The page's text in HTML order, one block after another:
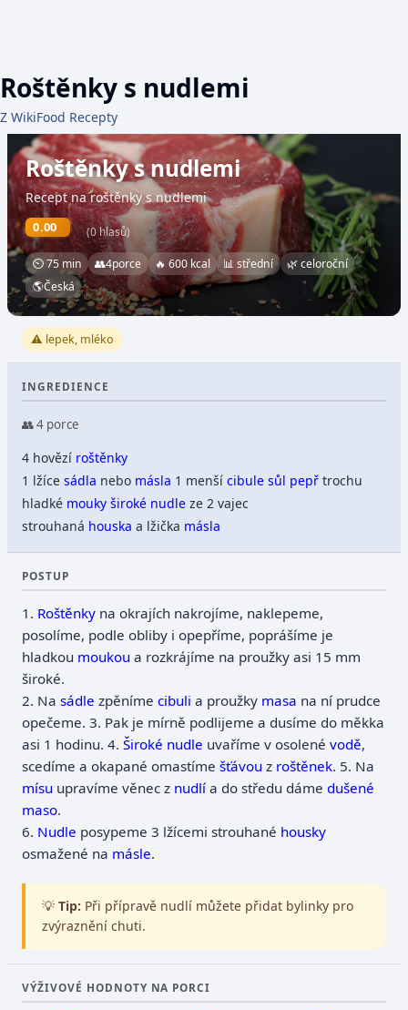
Roštěnky s nudlemi
Z WikiFood Recepty
Roštěnky s nudlemi
Recept na roštěnky s nudlemi
0.00 (0 hlasů)
⏲ 75 min 👥4porce 🔥 600 kcal 📊 střední
🌿 celoroční
🌎Česká
⚠️ lepek, mléko
INGREDIENCE
👥 4 porce
4 hovězí roštěnky
1 lžícesádla nebo másla 1 menšícibule sůl pepř trochu
hladké mouky široké nudle ze 2 vajec
strouhaná houska a lžička másla
POSTUP
1. Roštěnky na okrajích nakrojíme, naklepeme,
posolíme, podle obliby i opepříme, poprášíme je
hladkou moukou a rozkrájíme na proužky asi 15 mm
široké.
2. Nasádle zpěnímecibuli a proužky masa na ní prudce
opečeme. 3. Pak je mírně podlijeme a dusíme do měkka
asi 1 hodinu. 4.Široké nudle uvaříme v osolenévodě,
scedíme a okapané omastímešťávou z roštěnek. 5. Na
mísu upravíme věnec z nudlí a do středu dámedušené
maso.
6. Nudle posypeme 3 lžícemi strouhané housky
osmažené na másle.
💡 Tip: Při přípravě nudlí můžete přidat bylinky pro
zvýraznění chuti.
VÝŽIVOVÉ HODNOTY NA PORCI